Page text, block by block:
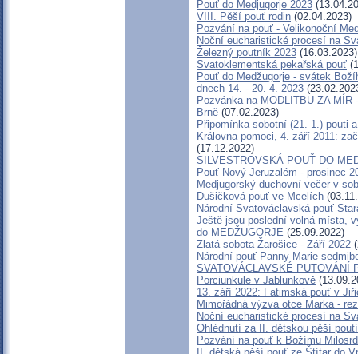
Pouť do Medjugorje 2023
VIII. Pěší pouť rodin (02.04.2023)
Pozvání na pouť - Velikonoční
Noční eucharistické procesí na
Železný poutník 2023 (16.03.2023)
Svatoklementská pekařská pouť
Pouť do Medžugorje - svátek
dnech 14. - 20. 4. 2023
Pozvánka na MODLITBU ZA
Brně (07.02.2023)
Připomínka sobotní (21. 1.) pouti
Královna pomoci, 4. září 2011:
(17.12.2022)
SILVESTROVSKÁ POUŤ DO
Pouť Nový Jeruzalém - prosinec
Medjugorský duchovní večer v
Dušičková pouť ve Mcelích
Národní Svatováclavská pouť
Ještě jsou poslední volná místa,
do MEDŽUGORJE (25.09.2022)
Zlatá sobota Žarošice - Září 2022
Národní pouť Panny Marie
SVATOVÁCLAVSKÉ PUTOVÁNÍ
Porciunkule v Jablunkově
13. září 2022: Fatimská pouť v
Mimořádná výzva otce Marka -
Noční eucharistické procesí na
Ohlédnutí za II. dětskou pěší poutí
Pozvání na pouť k Božímu